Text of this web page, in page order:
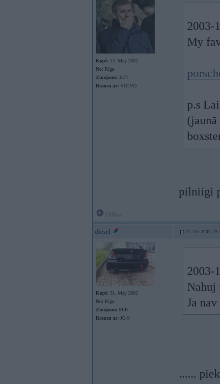
Kopš: 14. May 2002
No: Rīga
Ziņojumi: 3377
Braucu ar: VOLVO
2003-
My
p.s
(jaunā
pilniigi
diesel 24. Dec 2003,
Kopš: 31. May 2002
No: Rīga
Ziņojumi: 6147
Braucu ar: JG 9
2003-
Nahuj
Ja
......